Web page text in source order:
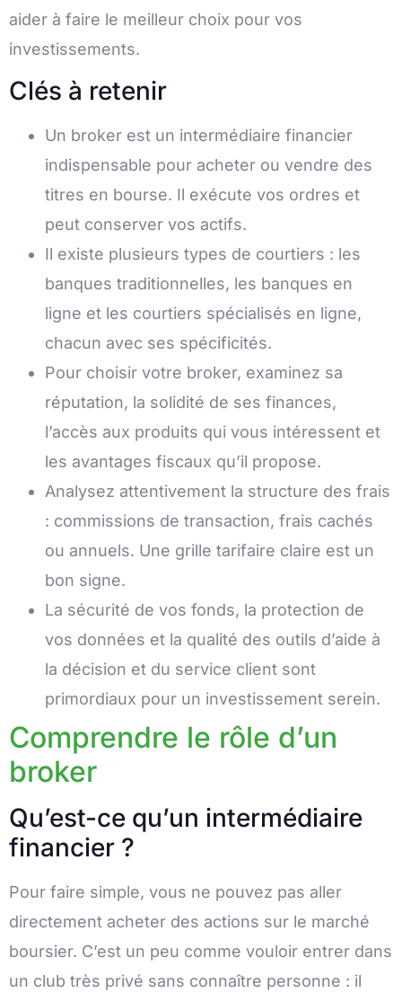
aider à faire le meilleur choix pour vos
investissements.
Clés à retenir
Un broker est un intermédiaire financier
indispensable pour acheter ou vendre des
titres en bourse. Il exécute vos ordres et
peut conserver vos actifs.
Il existe plusieurs types de courtiers : les
banques traditionnelles, les banques en
ligne et les courtiers spécialisés en ligne,
chacun avec ses spécificités.
Pour choisir votre broker, examinez sa
réputation, la solidité de ses finances,
l’accès aux produits qui vous intéressent et
les avantages fiscaux qu’il propose.
Analysez attentivement la structure des frais
: commissions de transaction, frais cachés
ou annuels. Une grille tarifaire claire est un
bon signe.
La sécurité de vos fonds, la protection de
vos données et la qualité des outils d’aide à
la décision et du service client sont
primordiaux pour un investissement serein.
Comprendre le rôle d’un
broker
Qu’est-ce qu’un intermédiaire
financier ?
Pour faire simple, vous ne pouvez pas aller
directement acheter des actions sur le marché
boursier. C’est un peu comme vouloir entrer dans
un club très privé sans connaître personne : il